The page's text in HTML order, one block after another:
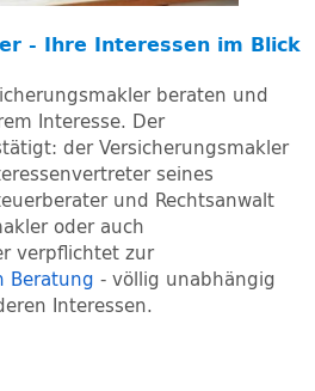
- Ihre Interessen im Blick
beraten und
Interesse. Der
der Versicherungsmakler
seines
und Rechtsanwalt
oder auch
verpflichtet zur
Beratung - völlig unabhängig
Interessen.